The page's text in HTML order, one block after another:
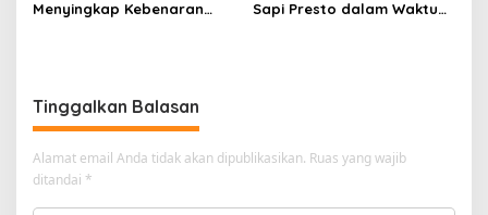
Menyingkap Kebenaran
Sapi Presto dalam Waktu
Tinggalkan Balasan
Alamat email Anda tidak akan dipublikasikan. Ruas yang wajib
ditandai *